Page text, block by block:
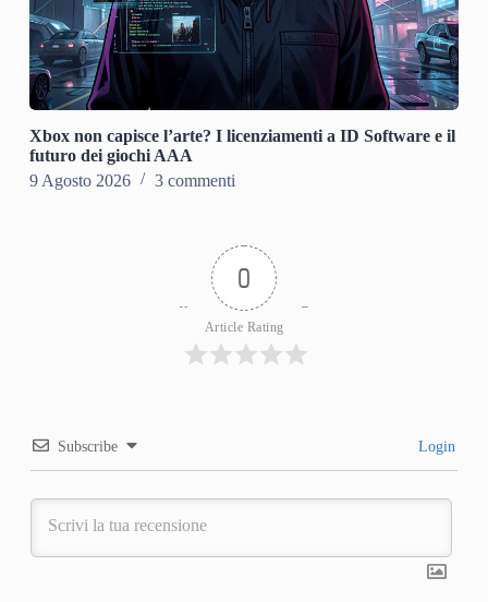
Xbox non capisce l’arte? I licenziamenti a ID Software e il
futuro dei giochi AAA
9 Agosto 2026
3 commenti
0
Article Rating
Subscribe Login